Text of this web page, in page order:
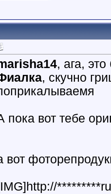
, ага,
, скучно
пока вот тебе
вот